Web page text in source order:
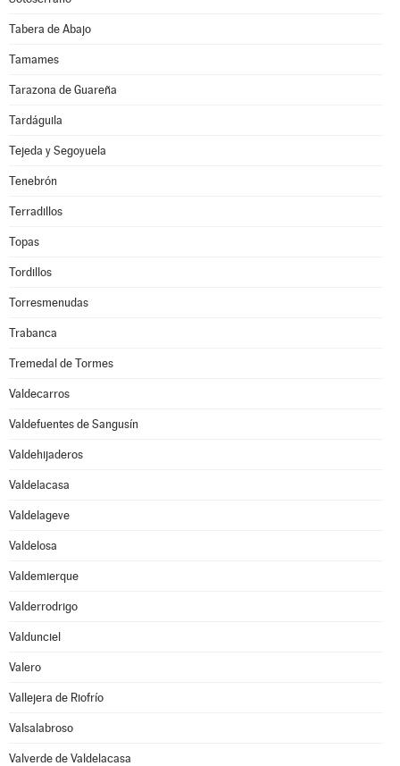
Tabera de Abajo
Tamames
Tarazona de Guareña
Tardáguila
Tejeda y Segoyuela
Tenebrón
Terradillos
Topas
Tordillos
Torresmenudas
Trabanca
Tremedal de Tormes
Valdecarros
Valdefuentes de Sangusín
Valdehijaderos
Valdelacasa
Valdelageve
Valdelosa
Valdemierque
Valderrodrigo
Valdunciel
Valero
Vallejera de Riofrío
Valsalabroso
Valverde de Valdelacasa